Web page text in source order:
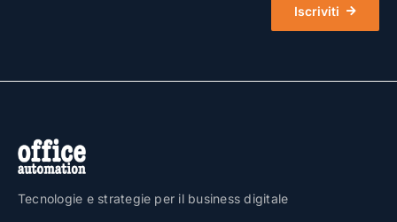
Iscriviti
Tecnologie e strategie per il business digitale